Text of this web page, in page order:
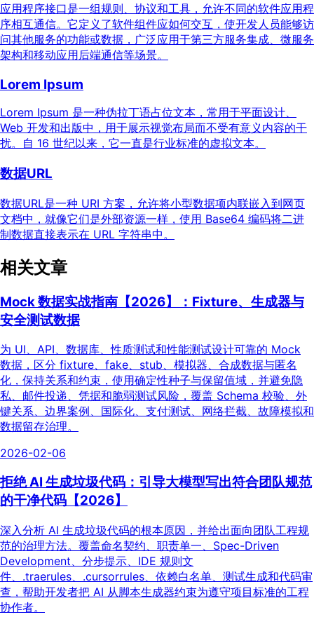
应用程序接口是一组规则、协议和工具，允许不同的软件应用程
序相互通信。它定义了软件组件应如何交互，使开发人员能够访
问其他服务的功能或数据，广泛应用于第三方服务集成、微服务
架构和移动应用后端通信等场景。
Lorem Ipsum
Lorem Ipsum 是一种伪拉丁语占位文本，常用于平面设计、
Web 开发和出版中，用于展示视觉布局而不受有意义内容的干
扰。自 16 世纪以来，它一直是行业标准的虚拟文本。
数据URL
数据URL是一种 URI 方案，允许将小型数据项内联嵌入到网页
文档中，就像它们是外部资源一样，使用 Base64 编码将二进
制数据直接表示在 URL 字符串中。
相关文章
Mock 数据实战指南【2026】：Fixture、生成器与
安全测试数据
为 UI、API、数据库、性质测试和性能测试设计可靠的 Mock
数据，区分 fixture、fake、stub、模拟器、合成数据与匿名
化，保持关系和约束，使用确定性种子与保留值域，并避免隐
私、邮件投递、凭据和脆弱测试风险，覆盖 Schema 校验、外
键关系、边界案例、国际化、支付测试、网络拦截、故障模拟和
数据留存治理。
2026-02-06
拒绝 AI 生成垃圾代码：引导大模型写出符合团队规范
的干净代码【2026】
深入分析 AI 生成垃圾代码的根本原因，并给出面向团队工程规
范的治理方法。覆盖命名契约、职责单一、Spec-Driven
Development、分步提示、IDE 规则文
件、.traerules、.cursorrules、依赖白名单、测试生成和代码审
查，帮助开发者把 AI 从脚本生成器约束为遵守项目标准的工程
协作者。